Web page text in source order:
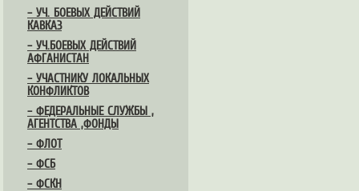
– УЧ. БОЕВЫХ ДЕЙСТВИЙ
КАВКАЗ
– УЧ.БОЕВЫХ ДЕЙСТВИЙ
АФГАНИСТАН
– УЧАСТНИКУ ЛОКАЛЬНЫХ
КОНФЛИКТОВ
– ФЕДЕРАЛЬНЫЕ СЛУЖБЫ ,
АГЕНТСТВА ,ФОНДЫ
– ФЛОТ
– ФСБ
– ФСКН